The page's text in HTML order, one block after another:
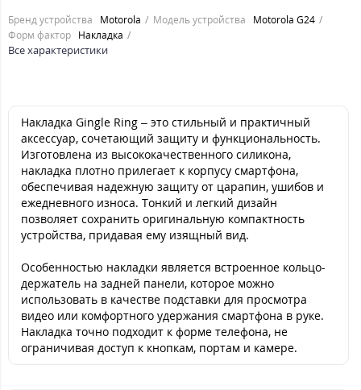
Бренд устройства Motorola Модель устройства
Motorola G24
Форм фактор Накладка
Все характеристики
Накладка Gingle Ring – это стильный и практичный
аксессуар, сочетающий защиту и функциональность.
Изготовлена из высококачественного силикона,
накладка плотно прилегает к корпусу смартфона,
обеспечивая надежную защиту от царапин, ушибов и
ежедневного износа. Тонкий и легкий дизайн
позволяет сохранить оригинальную компактность
устройства, придавая ему изящный вид.
Особенностью накладки является встроенное кольцо-
держатель на задней панели, которое можно
использовать в качестве подставки для просмотра
видео или комфортного удержания смартфона в руке.
Накладка точно подходит к форме телефона, не
ограничивая доступ к кнопкам, портам и камере.